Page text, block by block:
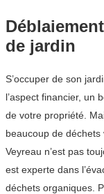
de jardin
S’occuper de son
l’aspect financier, un
de votre propriété.
beaucoup de déchets
Veyreau n’est pas
est experte dans
déchets organiques.